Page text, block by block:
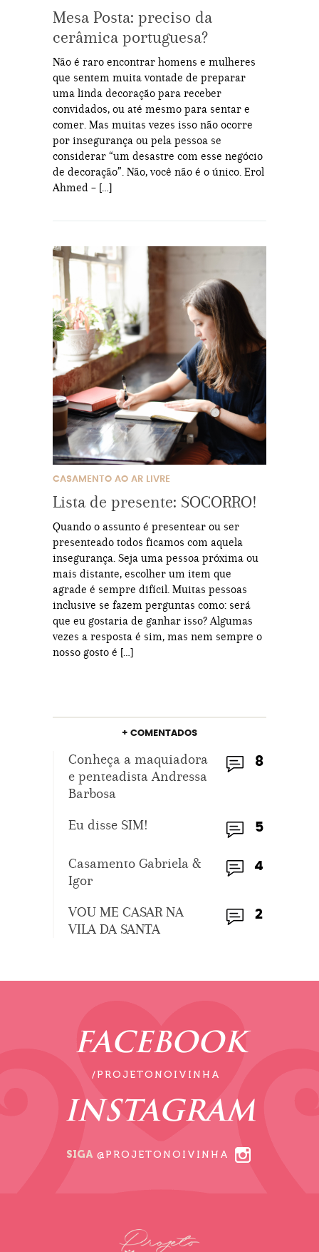
Mesa Posta: preciso da
cerâmica portuguesa?
Não é raro encontrar homens e mulheres
que sentem muita vontade de preparar
uma linda decoração para receber
convidados, ou até mesmo para sentar e
comer. Mas muitas vezes isso não ocorre
por insegurança ou pela pessoa se
considerar “um desastre com esse negócio
de decoração”. Não, você não é o único. Erol
Ahmed – […]
CASAMENTO AO AR LIVRE
Lista de presente: SOCORRO!
Quando o assunto é presentear ou ser
presenteado todos ficamos com aquela
insegurança. Seja uma pessoa próxima ou
mais distante, escolher um item que
agrade é sempre difícil. Muitas pessoas
inclusive se fazem perguntas como: será
que eu gostaria de ganhar isso? Algumas
vezes a resposta é sim, mas nem sempre o
nosso gosto é […]
+ COMENTADOS
8
Conheça a maquiadora
e penteadista Andressa
Barbosa
5
Eu disse SIM!
4
Casamento Gabriela &
Igor
2
VOU ME CASAR NA
VILA DA SANTA
FACEBOOK
/PROJETONOIVINHA
INSTAGRAM
SIGA @PROJETONOIVINHA